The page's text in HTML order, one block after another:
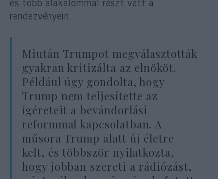
rendezvényein.
Miután Trumpot megválasztották
gyakran kritizálta az elnököt.
Például úgy gondolta, hogy
Trump nem teljesítette az
ígéreteit a bevándorlási
reformmal kapcsolatban. A
műsora Trump alatt új életre
kelt, és többször nyilatkozta,
hogy jobban szereti a rádiózást,